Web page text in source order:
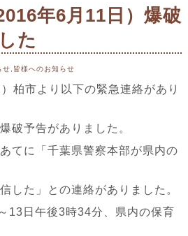
年6月11日）爆破
た
せ 皆様へのお知らせ
柏市より以下の緊急連絡があり
破予告がありました。
てに「千葉県警察本部が県内の
した」との連絡がありました。
13日午後3時34分、県内の保育